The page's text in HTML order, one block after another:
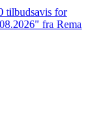
tilbudsavis for
fra Rema